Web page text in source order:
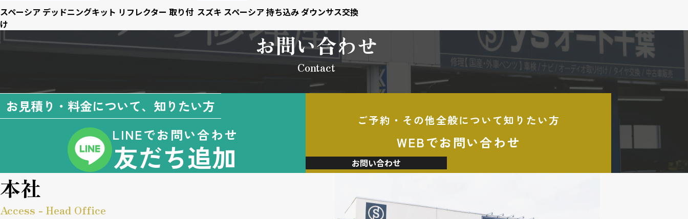
スペーシア デッドニングキット リフレクター 取り付
け
スズキ スペーシア 持ち込み ダウンサス交換
お問い合わせ
Contact
お見積り・料金について、知りたい方
LINEでお問い合わせ
友だち追加
ご予約・その他全般について知りたい方
WEBでお問い合わせ
お問い合わせ
本社
Access - Head Office